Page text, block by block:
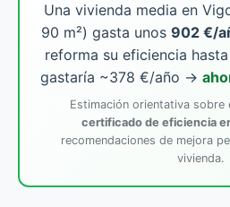
Una vivienda media en
90 m²) gasta unos 902 €/
reforma su eficiencia
gastaría ~378 €/año →
Estimación orientativa sobre
certificado de eficiencia
recomendaciones de mejora
vivienda.